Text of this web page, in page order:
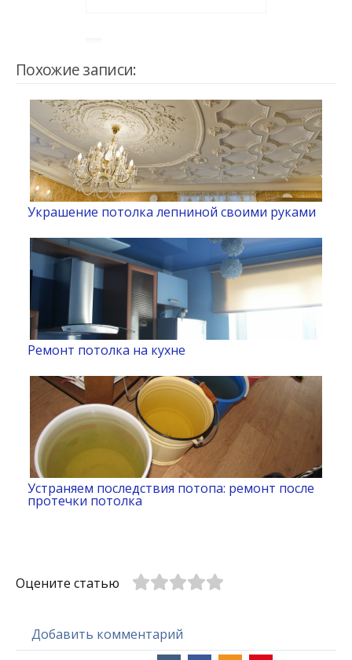
Похожие записи:
Украшение потолка лепниной своими руками
Ремонт потолка на кухне
Устраняем последствия потопа: ремонт после
протечки потолка
Оцените статью
Добавить комментарий